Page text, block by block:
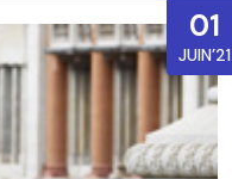
01
JUIN’21